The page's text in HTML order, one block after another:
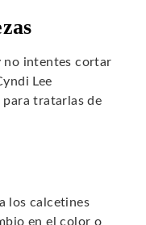
no intentes cortar
Lee
tratarlas de
los calcetines
en el color o